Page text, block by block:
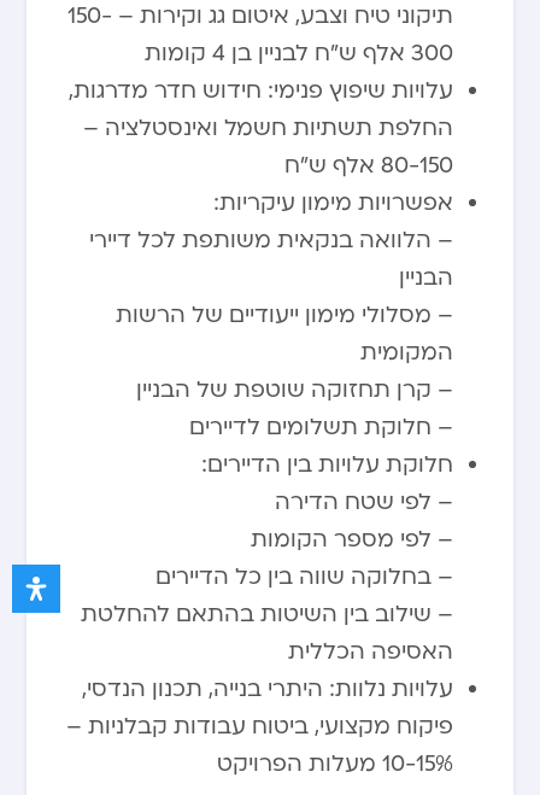
תיקוני טיח וצבע, איטום גג וקירות – 150-
300 אלף ש”ח לבניין בן 4 קומות
עלויות שיפוץ פנימי: חידוש חדר מדרגות,
החלפת תשתיות חשמל ואינסטלציה –
80-150 אלף ש”ח
אפשרויות מימון עיקריות:
– הלוואה בנקאית משותפת לכל דיירי
הבניין
– מסלולי מימון ייעודיים של הרשות
המקומית
– קרן תחזוקה שוטפת של הבניין
– חלוקת תשלומים לדיירים
חלוקת עלויות בין הדיירים:
– לפי שטח הדירה
– לפי מספר הקומות
– בחלוקה שווה בין כל הדיירים
– שילוב בין השיטות בהתאם להחלטת
האסיפה הכללית
עלויות נלוות: היתרי בנייה, תכנון הנדסי,
פיקוח מקצועי, ביטוח עבודות קבלניות –
10-15% מעלות הפרויקט